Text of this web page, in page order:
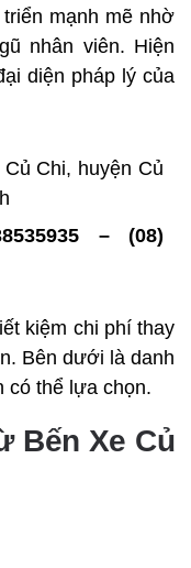
mạnh mẽ nhờ
nhân viên. Hiện
diện pháp lý của
Chi, huyện Củ
– (08)
kiệm chi phí thay
Bên dưới là danh
có thể lựa chọn.
Bến Xe Củ